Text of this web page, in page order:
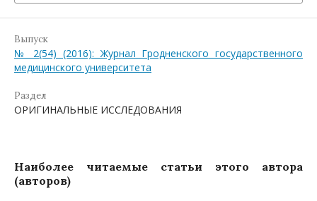
Выпуск
№ 2(54) (2016): Журнал Гродненского государственного
медицинского университета
Раздел
ОРИГИНАЛЬНЫЕ ИССЛЕДОВАНИЯ
Наиболее читаемые статьи этого автора
(авторов)